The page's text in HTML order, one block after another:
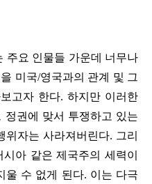
주요 인물들 가운데 너무나
미국/영국과의 관계 및 그
고자 한다. 하지만 이러한
정권에 맞서 투쟁하고 있는
위자는 사라져버린다. 그리
아 같은 제국주의 세력이
울 수 없게 된다. 이는 다극